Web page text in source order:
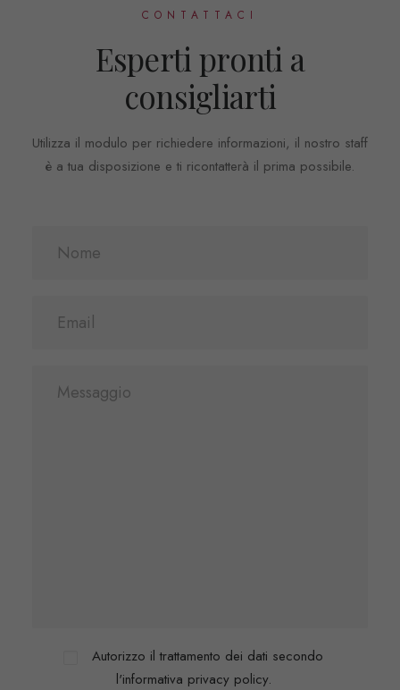
CONTATTACI
Esperti pronti a
consigliarti
Utilizza il modulo per richiedere informazioni, il nostro staff
è a tua disposizione e ti ricontatterà il prima possibile.
Autorizzo il trattamento dei dati secondo
l'informativa privacy policy.